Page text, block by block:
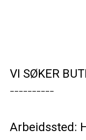
VI SØKER
Arbeidssted: